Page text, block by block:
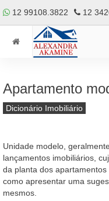
12 99108.3822 12
Apartamento
Dicionário Imobiliário
Unidade modelo,
lançamentos imobiliários,
da planta dos
como apresentar uma
mesmos.